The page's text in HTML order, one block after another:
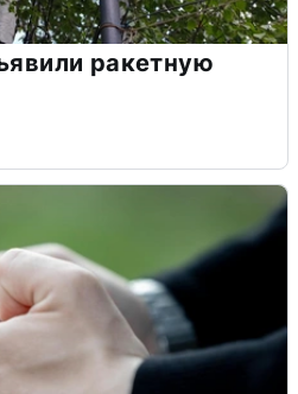
ракетную